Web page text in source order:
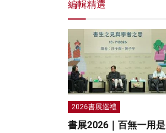
編輯精選
2026書展巡禮
書展2026｜百無一用是